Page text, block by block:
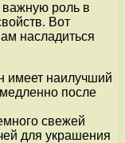
роль в
Вот
насладиться
имеет наилучший
после
свежей
для украшения